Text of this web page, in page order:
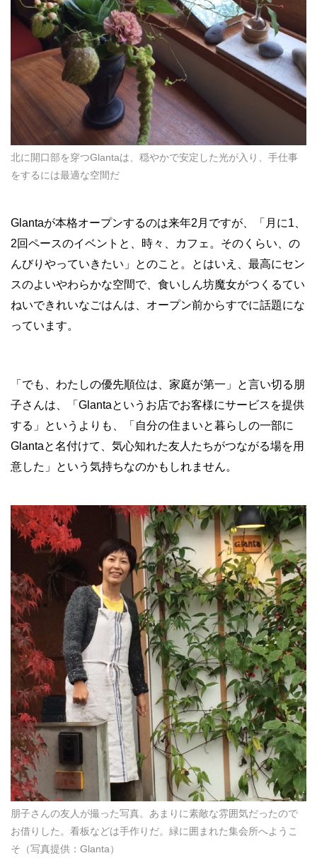
北に開口部を穿つGlantaは、穏やかで安定した光が入り、手仕事
をするには最適な空間だ
Glantaが本格オープンするのは来年2月ですが、「月に1、
2回ペースのイベントと、時々、カフェ。そのくらい、の
んびりやっていきたい」とのこと。とはいえ、最高にセン
スのよいやわらかな空間で、食いしん坊魔女がつくるてい
ねいできれいなごはんは、オープン前からすでに話題にな
っています。
「でも、わたしの優先順位は、家庭が第一」と言い切る朋
子さんは、「Glantaというお店でお客様にサービスを提供
する」というよりも、「自分の住まいと暮らしの一部に
Glantaと名付けて、気心知れた友人たちがつながる場を用
意した」という気持ちなのかもしれません。
朋子さんの友人が撮った写真。あまりに素敵な雰囲気だったので
お借りした。看板などは手作りだ。緑に囲まれた集会所へようこ
そ（写真提供：Glanta）